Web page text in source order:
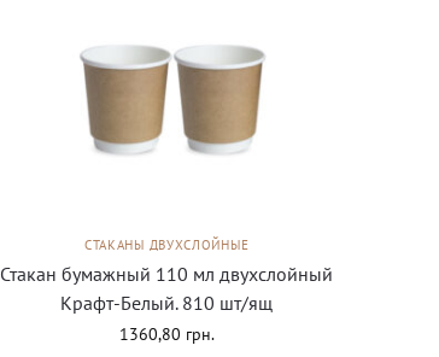
СТАКАНЫ ДВУХСЛОЙНЫЕ
Стакан бумажный 110 мл двухслойный
Крафт-Белый. 810 шт/ящ
1360,80 грн.